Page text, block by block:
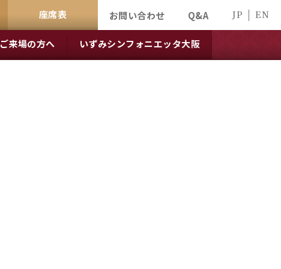
座席表 お問い合わせ Q&A JP EN
ご来場の方へ いずみシンフォニエッタ大阪